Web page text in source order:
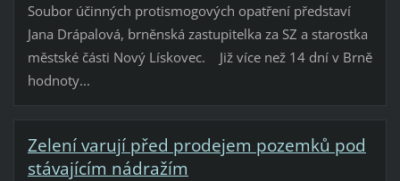
Soubor účinných protismogových opatření představí
Jana Drápalová, brněnská zastupitelka za SZ a starostka
městské části Nový Lískovec. Již více než 14 dní v Brně
hodnoty...
Zelení varují před prodejem pozemků pod
stávajícím nádražím